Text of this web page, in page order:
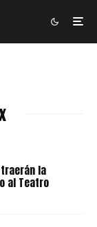
traerán la
al Teatro